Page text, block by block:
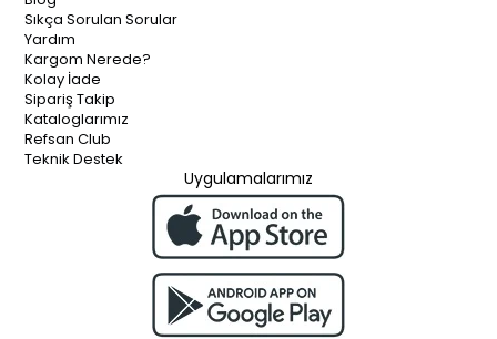
Sıkça Sorulan Sorular
Yardım
Kargom Nerede?
Kolay İade
Sipariş Takip
Kataloglarımız
Refsan Club
Teknik Destek
Uygulamalarımız